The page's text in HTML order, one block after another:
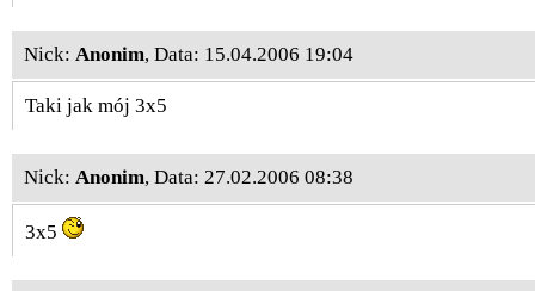
Nick: Anonim, Data: 15.04.2006 19:04
Taki jak mój 3x5
Nick: Anonim, Data: 27.02.2006 08:38
3x5